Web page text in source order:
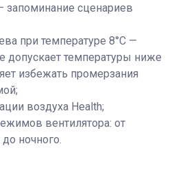
запоминание сценариев
при температуре 8°C —
допускает температуры ниже
избежать промерзания
воздуха Health;
вентилятора: от
ночного.